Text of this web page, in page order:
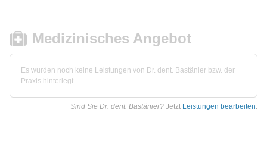
Medizinisches Angebot
Es wurden noch keine Leistungen von Dr. dent. Bastänier bzw. der
Praxis hinterlegt.
Sind Sie Dr. dent. Bastänier? Jetzt Leistungen bearbeiten.